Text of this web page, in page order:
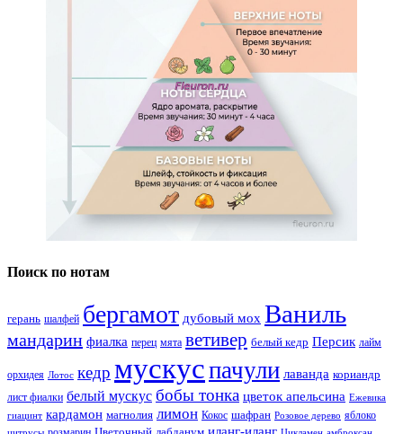
Поиск по нотам
герань шалфей бергамот дубовый мох Ваниль
мандарин фиалка перец мята ветивер белый кедр Персик лайм
орхидея Лотос кедр мускуспачули лаванда кориандр
лист фиалки белый мускус бобы тонка цветок апельсина Ежевика
гиацинт кардамон магнолия лимон Кокос шафран Розовое дерево яблоко